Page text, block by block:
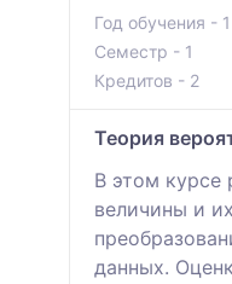
Год обучения - 1
Семестр - 1
Кредитов - 2
Теория
В этом курсе
величины и
данных.